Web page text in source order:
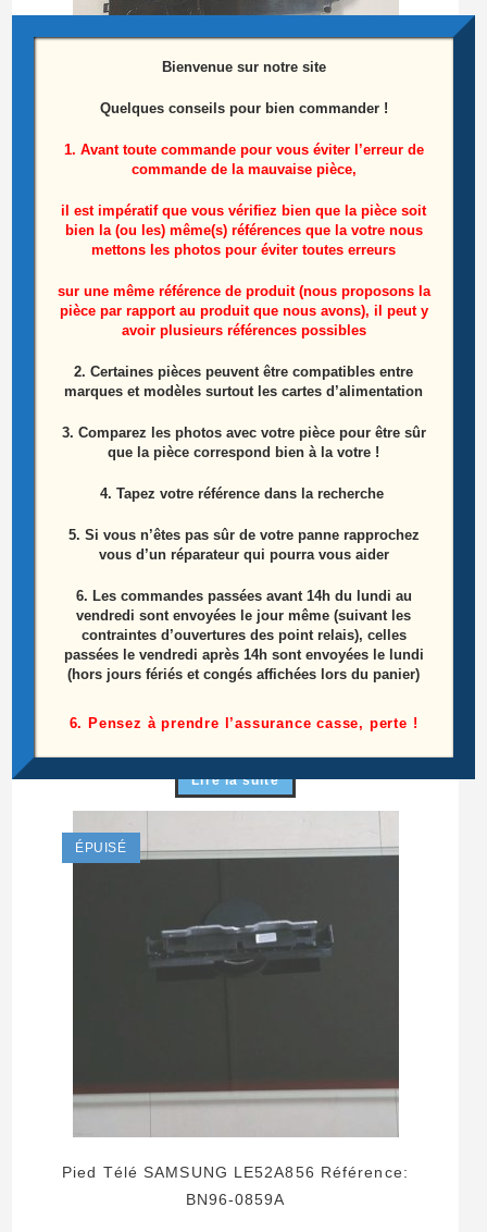
Ensemble Haut Parleurs Télé Samsung
UE55HU8200L Référence: BN96-30934C
15,00€
ÉPUISÉ
Carte mère Télé Samsung UE32J4000AW
Référence: BN41-02358B (BN94-08202C)
Lire la suite
ÉPUISÉ
Pied Télé SAMSUNG LE52A856 Référence:
BN96-0859A
Bienvenue sur notre site
Quelques conseils pour bien commander !
1. Avant toute commande pour vous éviter l’erreur de
commande de la mauvaise pièce,
il est impératif que vous vérifiez bien que la pièce soit
bien la (ou les) même(s) références que la votre nous
mettons les photos pour éviter toutes erreurs
sur une même référence de produit (nous proposons la
pièce par rapport au produit que nous avons), il peut y
avoir plusieurs références possibles
2. Certaines pièces peuvent être compatibles entre
marques et modèles surtout les cartes d’alimentation
3. Comparez les photos avec votre pièce pour être sûr
que la pièce correspond bien à la votre !
4. Tapez votre référence dans la recherche
5. Si vous n’êtes pas sûr de votre panne rapprochez
vous d’un réparateur qui pourra vous aider
6. Les commandes passées avant 14h du lundi au
vendredi sont envoyées le jour même (suivant les
contraintes d’ouvertures des point relais), celles
passées le vendredi après 14h sont envoyées le lundi
(hors jours fériés et congés affichées lors du panier)
6. Pensez à prendre l’assurance casse, perte !